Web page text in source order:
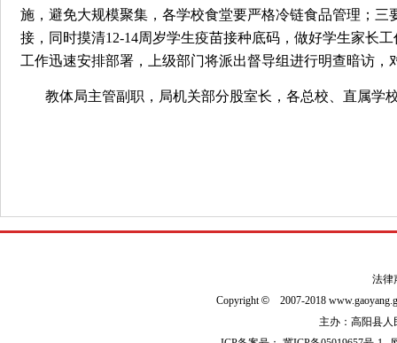
施，避免大规模聚集，各学校食堂要严格冷链食品管理；
接，同时摸清12-14周岁学生疫苗接种底码，做好学生家长
工作迅速安排部署，上级部门将派出督导组进行明查暗访
教体局主管副职，局机关部分股室长，各总校、直属学
法律
Copyright© 2007-2018
主办：高阳县人